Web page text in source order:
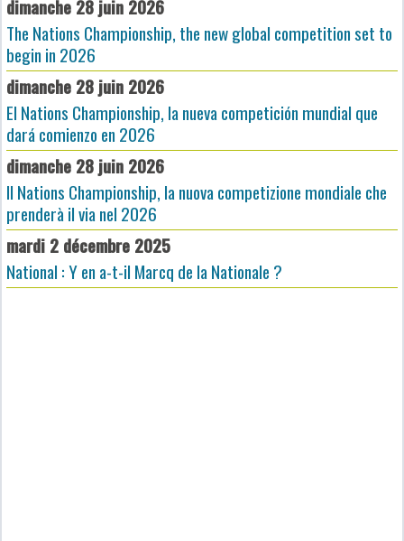
dimanche 28 juin 2026
The Nations Championship, the new global competition set to
begin in 2026
dimanche 28 juin 2026
El Nations Championship, la nueva competición mundial que
dará comienzo en 2026
dimanche 28 juin 2026
Il Nations Championship, la nuova competizione mondiale che
prenderà il via nel 2026
mardi 2 décembre 2025
National : Y en a-t-il Marcq de la Nationale ?